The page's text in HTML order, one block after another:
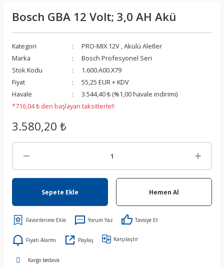
Bosch GBA 12 Volt; 3,0 AH Akü
Kategori PRO-MIX 12V ,Akülü Aletler
Marka
Bosch Profesyonel Seri
Stok Kodu
1.600.A00.X79
Fiyat
55,25 EUR + KDV
Havale
3.544,40 ₺ (%1,00 havale indirimi)
*716,04 ₺ den başlayan taksitlerle!!
3.580,20 ₺
Sepete Ekle Hemen Al
Yorum Yaz Tavsiye Et
Fiyatı Alarmı Paylaş Karşılaştır
Kargo bedava